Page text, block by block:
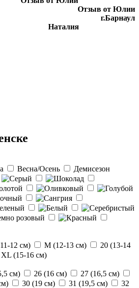
Отзыв от Юлии
г.Барнаул
Отзыв от Натальи
г.Красноярск
Весна/Осень
Демисезон
12 см) М (12-13 см)
20 (13-14
ХL (15-16 cм)
см) 26 (16 см)
27 (16,5 см)
30 (19 см) 31 (19,5 см)
32